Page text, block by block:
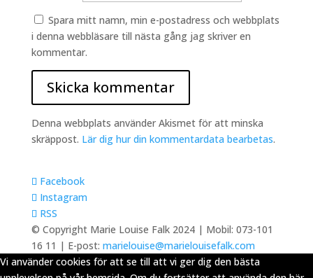
Spara mitt namn, min e-postadress och webbplats
i denna webbläsare till nästa gång jag skriver en
kommentar.
Denna webbplats använder Akismet för att minska
skräppost. Lär dig hur din kommentardata bearbetas.
Facebook
Instagram
RSS
© Copyright Marie Louise Falk 2024 | Mobil: 073-101
16 11 | E-post: marielouise@marielouisefalk.com
Vi använder cookies för att se till att vi ger dig den bästa